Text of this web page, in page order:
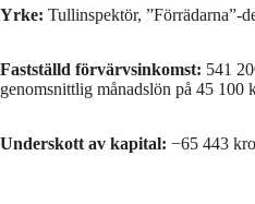
Yrke: Tullinspektör, ”Förrädarna”-
Fastställd förvärvsinkomst: 541
genomsnittlig månadslön på 45 100
Underskott av kapital: −65 443